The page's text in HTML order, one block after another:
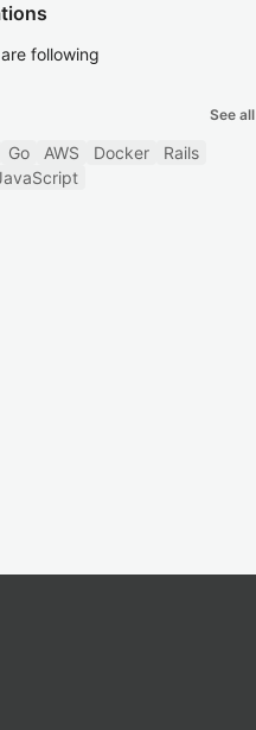
following
See all
Go AWS Docker
Rails